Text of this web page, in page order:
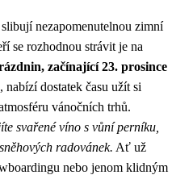
nezapomenutelnou zimní
se rozhodnou strávit je na
začínající 23. prosince
, nabízí dostatek času užít si
vánočních trhů.
svařené víno s vůní perníku,
radovánek. Ať už
nebo jenom klidným